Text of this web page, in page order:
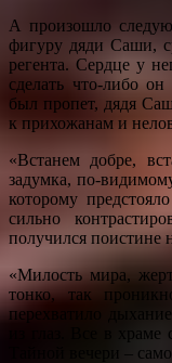
А произошло
фигуру дяди Саши,
регента. Сердце у
сделать что-либо
был пропет, дядя
к прихожанам и
«Встанем добре,
задумка, по-
которому
сильно
получился поистине
«Милость мира,
тонко, так
перехватило
из глаз. Все в
Тайной вечери –